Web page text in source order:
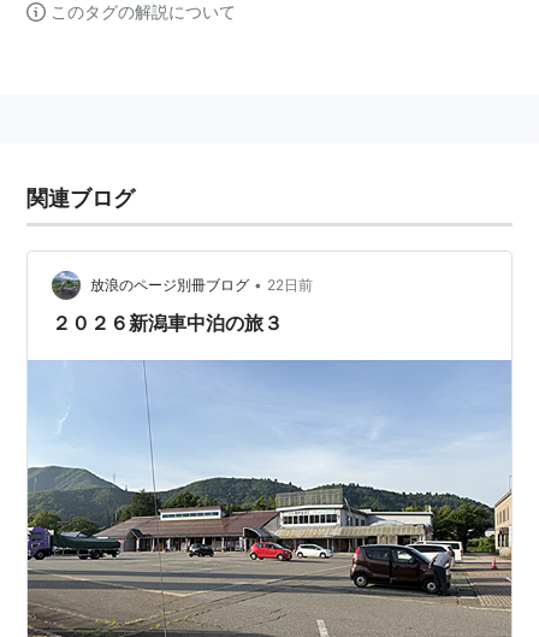
このタグの解説について
関連ブログ
放浪のページ別冊ブログ • 22日前
２０２６新潟車中泊の旅３